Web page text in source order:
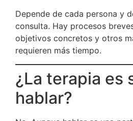
Depende de cada persona y
consulta. Hay procesos
objetivos concretos y otros
requieren más tiempo.
¿La terapia es
hablar?